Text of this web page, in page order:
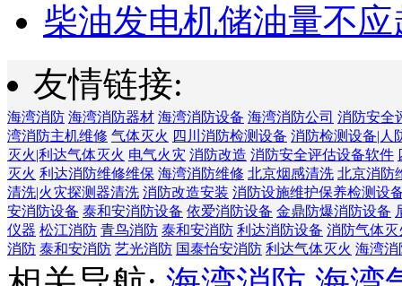
柴油发电机储油量不应
友情链接:
海湾消防 海湾消防器材 海湾消防设备 海湾消防公司 消防安全
湾消防主机维修 气体灭火 四川消防检测设备 消防检测设备|人
灭火|利达气体灭火 电气火灾 消防改造 消防安全评估设备软件
灭火 利达消防维修维保 海湾消防维修 北京烟感清洗 北京消防
清洗|火灾探测器清洗 消防改造安装 消防设施维护保养检测设
安消防设备 泰和安消防设备 依爱消防设备 金鼎防爆消防设备
仪器 松江消防 青鸟消防 泰和安消防 利达消防设备 消防气体灭
消防 泰和安消防 艺光消防 国泰怡安消防 利达气体灭火 海湾消